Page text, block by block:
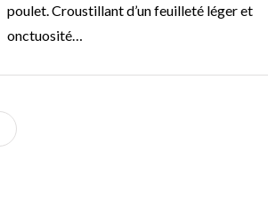
poulet. Croustillant d’un feuilleté léger et
onctuosité…